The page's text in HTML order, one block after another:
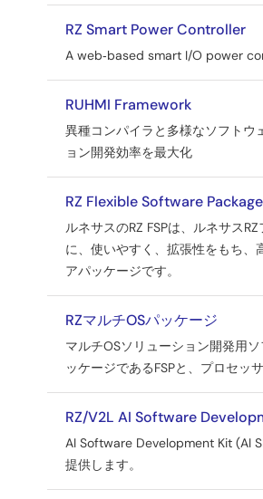
RZ Smart Power Controller
A web‑based smart I/O power
RUHMI Framework
異種コンパイラと多様なソフトウ
ョン開発効率を最大化
RZ Flexible Software
ルネサスのRZ FSPは、ルネサス
に、使いやすく、拡張性をもち、
アパッケージです。
RZマルチOSパッケージ
マルチOSソリューション開発用
ッケージであるFSPと、プロセッ
RZ/V2L AI Software
AI Software Development Kit (AI
提供します。